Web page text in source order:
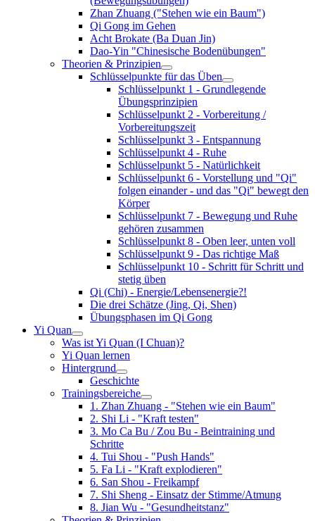
Zhan Zhuang ("Stehen wie ein Baum")
Qi Gong im Gehen
Acht Brokate (Ba Duan Jin)
Dao-Yin "Chinesische Bodenübungen"
Theorien & Prinzipien
Schlüsselpunkte für das Üben
Schlüsselpunkt 1 - Grundlegende
Übungsprinzipien
Schlüsselpunkt 2 - Vorbereitung /
Vorbereitungszeit
Schlüsselpunkt 3 - Entspannung
Schlüsselpunkt 4 - Ruhe
Schlüsselpunkt 5 - Natürlichkeit
Schlüsselpunkt 6 - Vorstellung und "Qi"
folgen einander - und das "Qi" bewegt den
Körper
Schlüsselpunkt 7 - Bewegung und Ruhe
gehören zusammen
Schlüsselpunkt 8 - Oben leer, unten voll
Schlüsselpunkt 9 - Das richtige Maß
Schlüsselpunkt 10 - Schritt für Schritt und
stetig üben
Qi (Chi) - Energie/Lebensenergie?!
Die drei Schätze (Jing, Qi, Shen)
Übungsphasen im Qi Gong
Yi Quan
Was ist Yi Quan (I Chuan)?
Yi Quan lernen
Hintergrund
Geschichte
Trainingsbereiche
1. Zhan Zhuang - "Stehen wie ein Baum"
2. Shi Li - "Kraft testen"
3. Mo Ca Bu / Zou Bu - Beintraining und
Schritte
4. Tui Shou - "Push Hands"
5. Fa Li - "Kraft explodieren"
6. San Shou - Freikampf
7. Shi Sheng - Einsatz der Stimme/Atmung
8. Jian Wu - "Gesundheitstanz"